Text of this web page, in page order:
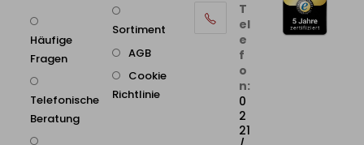
Häufige
Fragen
Telefonische
Beratung
Sortiment
AGB
Cookie
Richtlinie
T
el
e
f
o
n:
0
2
21